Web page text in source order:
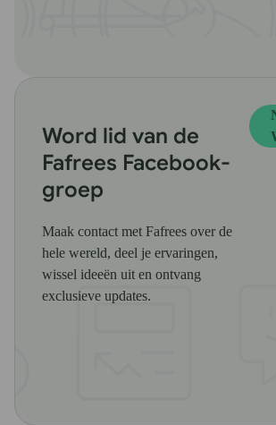
Word lid van de
Fafrees Facebook-
groep
Maak contact met Fafrees over de
hele wereld, deel je ervaringen,
wissel ideeën uit en ontvang
exclusieve updates.